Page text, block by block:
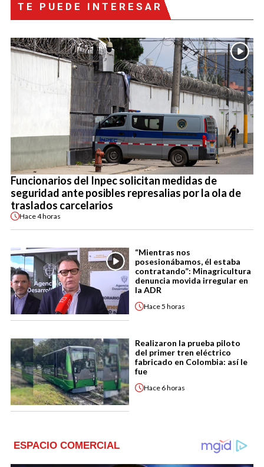
TE PUEDE INTERESAR
Funcionarios del Inpec solicitan medidas de
seguridad ante posibles represalias por la ola de
traslados carcelarios
Hace4 horas
“Mientras nos
posesionábamos, él estaba
contratando”: Minagricultura
denuncia movida irregular en
la ADR
Hace5 horas
Realizaron la prueba piloto
del primer tren eléctrico
fabricado en Colombia: así le
fue
Hace 6 horas